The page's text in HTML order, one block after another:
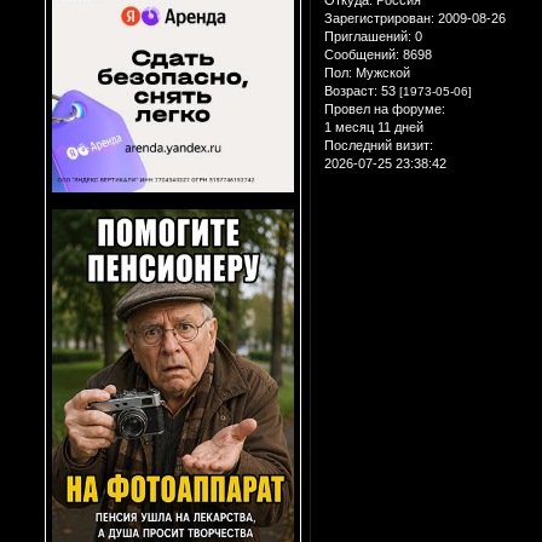
Зарегистрирован: 2009-08-26
Приглашений: 0
Сообщений: 8698
Пол: Мужской
Возраст: 53 [1973-05-06]
Провел на форуме:
1 месяц 11 дней
Последний визит:
2026-07-25 23:38:42